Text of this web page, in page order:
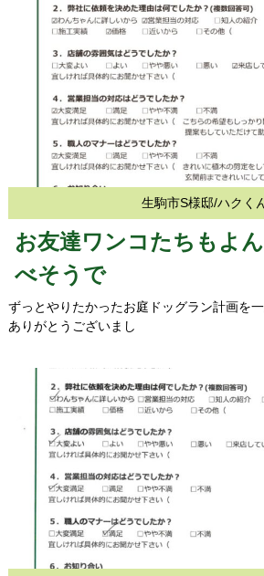
生駒市S様邸/ハクく
お友達ワンコたちもよ
べそうで
ずっとやりたかったお庭ドッグラン計画を
ありがとうございまし